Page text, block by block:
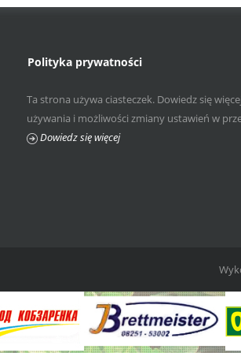
Polityka prywatności
Ta strona używa ciasteczek. Dowiedz się
używania i możliwości zmiany ustawień w
Dowiedz się więcej